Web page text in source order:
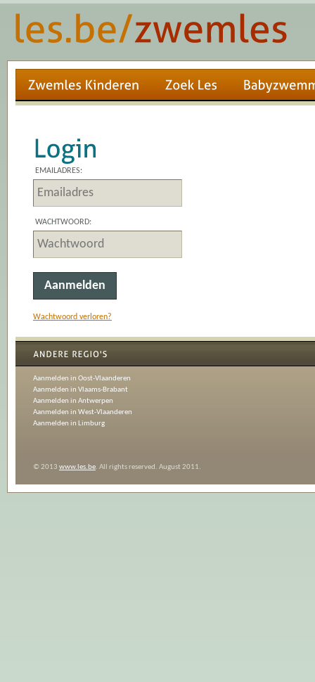
EMAILADRES:
WACHTWOORD:
Wachtwoord verloren?
Aanmelden in Oost-Vlaanderen
Aanmelden in Vlaams-Brabant
Aanmelden in Antwerpen
Aanmelden in West-Vlaanderen
Aanmelden in Limburg
© 2013 www.les.be. All rights reserved. August 2011.